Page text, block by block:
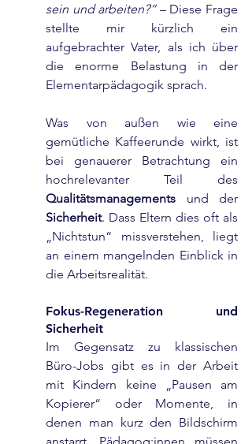
sein und arbeiten?“ – Diese Frage
stellte mir kürzlich ein
aufgebrachter Vater, als ich über
die enorme Belastung in der
Elementarpädagogik sprach.
Was von außen wie eine
gemütliche Kaffeerunde wirkt, ist
bei genauerer Betrachtung ein
Qualitätsmanagements
Sicherheit. Dass Eltern dies oft als
„Nichtstun“ missverstehen, liegt
an einem mangelnden Einblick in
die Arbeitsrealität.
Fokus-Regeneration und
Sicherheit
Im Gegensatz zu klassischen
Büro-Jobs gibt es in der Arbeit
mit Kindern keine „Pausen am
Kopierer“ oder Momente, in
denen man kurz den Bildschirm